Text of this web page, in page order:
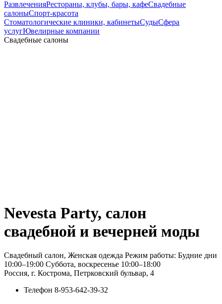
РазвлеченияРестораны, клубы, бары, кафеСвадебные
салоныСпорт-красота
Стоматологические клиники, кабинетыСудыСфера
услугЮвелирные компании
Свадебные салоны
Nevesta Party, салон
свадебной и вечерней моды
Свадебный салон, Женская одежда Режим работы: Будние дни
10:00–19:00 Суббота, воскресенье 10:00–18:00
Россия, г. Кострома, Петрковский бульвар, 4
Телефон 8-953-642-39-32